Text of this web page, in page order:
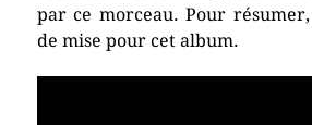
par ce morceau. Pour
de mise pour cet album.